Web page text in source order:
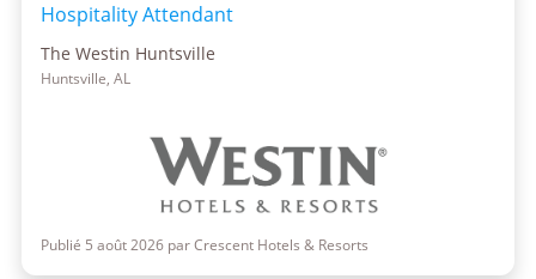
Hospitality Attendant
The Westin Huntsville
Huntsville, AL
Publié 5 août 2026 par Crescent Hotels & Resorts